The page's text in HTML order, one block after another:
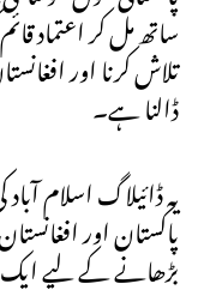
ساتھ مل کر اعتماد
تلاش کرنا اور
ڈالنا ہے۔
یہ ڈائیلاگ اسلام
پاکستان اور
بڑھانے کے لیے